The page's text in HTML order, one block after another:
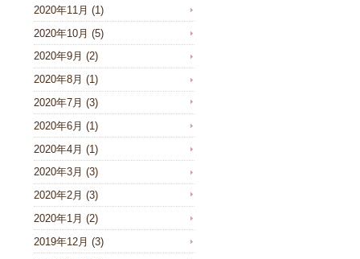
2020年11月 (1)
2020年10月 (5)
2020年9月 (2)
2020年8月 (1)
2020年7月 (3)
2020年6月 (1)
2020年4月 (1)
2020年3月 (3)
2020年2月 (3)
2020年1月 (2)
2019年12月 (3)